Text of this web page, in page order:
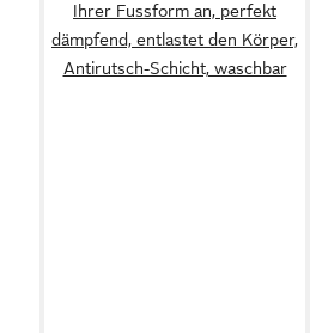
Ihrer Fussform an, perfekt
dämpfend, entlastet den Körper,
Antirutsch-Schicht, waschbar